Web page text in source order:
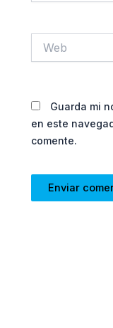
Guarda mi
en este
comente.